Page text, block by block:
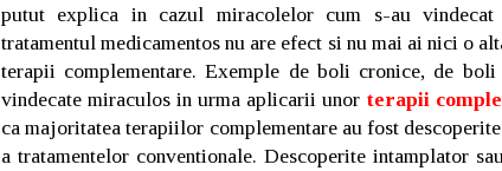
putut explica in cazul miracolelor cum s-au
tratamentul medicamentos nu are efect si nu mai ai nici o
terapii complementare. Exemple de boli cronice, de
vindecate miraculos in urma aplicarii unor terapii
ca majoritatea terapiilor complementare au fost
a tratamentelor conventionale. Descoperite intamplator